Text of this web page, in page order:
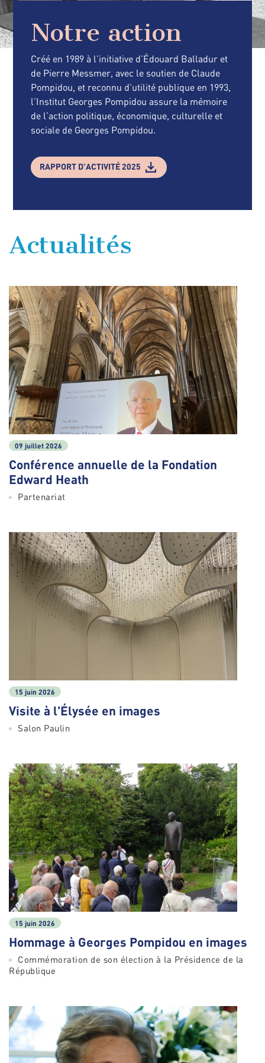
Notre action
Créé en 1989 à l’initiative d’Édouard Balladur et
de Pierre Messmer, avec le soutien de Claude
Pompidou, et reconnu d’utilité publique en 1993,
l’Institut Georges Pompidou assure la mémoire
de l’action politique, économique, culturelle et
sociale de Georges Pompidou.
RAPPORT D'ACTIVITÉ 2025
Actualités
09 juillet 2026
Conférence annuelle de la Fondation
Edward Heath
Partenariat
15 juin 2026
Visite à l'Élysée en images
Salon Paulin
15 juin 2026
Hommage à Georges Pompidou en images
Commémoration de son élection à la Présidence de la
République